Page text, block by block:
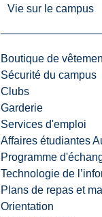
Vie sur le campus
Boutique de
Sécurité du campus
Clubs
Garderie
Services d'emploi
Affaires étudiantes
Programme
Technologie de
Plans de repas et
Orientation